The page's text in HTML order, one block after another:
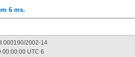
6 ms.
2002-14
00:00:00 UTC 6